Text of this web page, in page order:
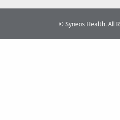
© Syneos Health. All